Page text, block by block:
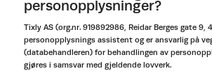
personopplysninger?
Tixly AS (org.nr. 919892986, Reidar Berges gate 9,
personopplysnings assistent og er ansvarlig på
(databehandleren) for behandlingen av
gjøres i samsvar med gjeldende lovverk.